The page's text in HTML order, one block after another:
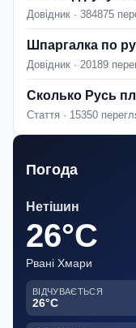
Довідник · 384875
Шпаргалка по
Довідник · 20189
Сколько Русь
Стаття · 15350
Погода
Нетішин
26°C
Рвані Хмари
ВІДЧУВАЄТЬСЯ
26°C